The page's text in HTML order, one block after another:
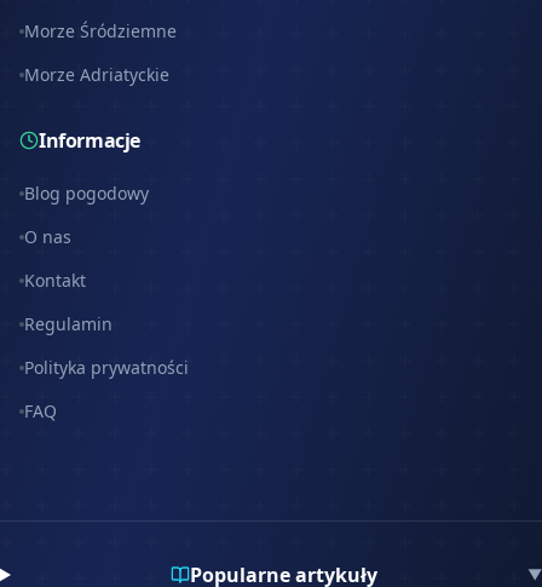
Morze Śródziemne
Morze Adriatyckie
Informacje
Blog pogodowy
O nas
Kontakt
Regulamin
Polityka prywatności
FAQ
Popularne artykuły ▼